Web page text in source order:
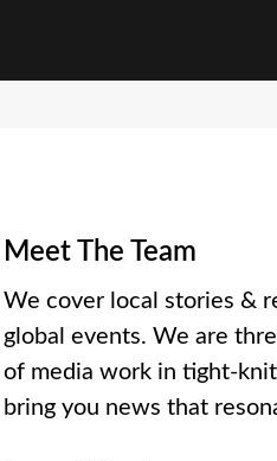
Meet The Team
We cover local stories &
global events. We are
of media work in tight-
bring you news that